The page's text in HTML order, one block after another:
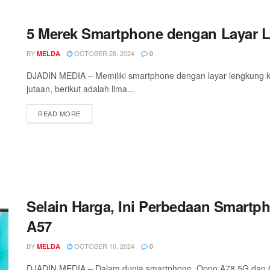
5 Merek Smartphone dengan Layar
BY MELDA OCTOBER 28, 2024 0
DJADIN MEDIA – Memiliki smartphone dengan layar
jutaan, berikut adalah lima...
READ MORE
Selain Harga, Ini Perbedaan
A57
BY MELDA OCTOBER 10, 2024 0